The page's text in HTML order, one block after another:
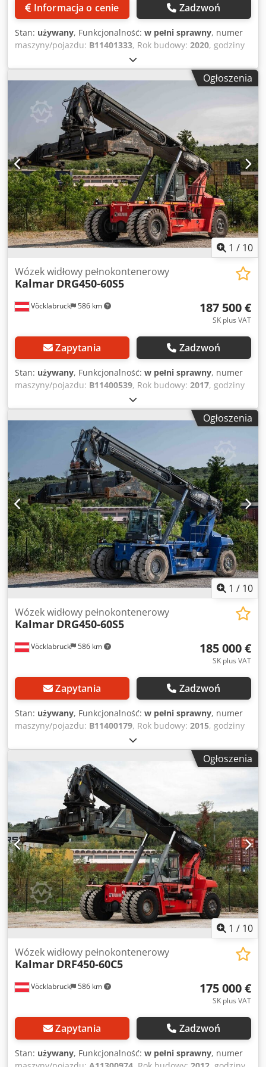
Informacja o cenie Zadzwoń
Stan: używany, Funkcjonalność: w pełni sprawny, numer
maszyny/pojazdu: B11401333, Rok budowy: 2020, godziny
45 000 kg
podnoszenia:15 100 mm, rodzaj paliwa:diesel, moc:265
kW (360,30 KM), masa własna:71 100 kg, typ napędu:
, Reachstacker do pełnych kontenerów Numer
podwozia: B11401333 Skrzynia biegów: ZF 5WG 261 Stan:
Gotowy do pracy i w pełni sprawny Stan techniczny: bardzo
dobry Ogumienie przednie typ: pneumatyczne Ogumienie
tylne typ: pneumatyczne Opis: Credpfx Aozkc Aaokcof
Ogłoszenia
1 / 10
Vöcklabruck 586 km
Wózek widłowy pełnokontenerowy
Kalmar DRG450-60S5
187 500 €
SK plus VAT
Zapytania Zadzwoń
Stan: używany, Funkcjonalność: w pełni sprawny, numer
maszyny/pojazdu: B11400539, Rok budowy: 2017, godziny
45 000 kg
podnoszenia:15 000 mm, rodzaj paliwa:diesel, moc:265
kW (360,30 KM), masa własna:68 080 kg, typ napędu:
, Reachstacker do pełnych kontenerów Crodpfjzkcz
Nox Akcof Numer podwozia: B11400539 Skrzynia biegów:
ZF 5WG 261 Stan: Gotowy do pracy i w pełni sprawny Stan
techniczny: dobry Typ opon przednich: pneumatyczne Typ
opon tylnych: pneumatyczne Opis:
Ogłoszenia
1 / 10
Vöcklabruck 586 km
Wózek widłowy pełnokontenerowy
Kalmar DRG450-60S5
185 000 €
SK plus VAT
Zapytania Zadzwoń
Stan: używany, Funkcjonalność: w pełni sprawny, numer
maszyny/pojazdu: B11400179, Rok budowy: 2015, godziny
45 000 kg
podnoszenia:15 000 mm, rodzaj paliwa:diesel, moc:265
, masa własna:
, typ napędu:
, Vollcontainer Reachstacker Numer podwozia:
B11400179 Skrzynia biegów: ZF 5WG 261 Stan: Gotowy do
pracy i w pełni sprawny Stan techniczny: dobry Crjdpfozkcz
Asx Akcof Rodzaj opon przednich: pneumatyczne Rodzaj
opon tylnych: pneumatyczne Opis:
Ogłoszenia
1 / 10
Vöcklabruck 586 km
Wózek widłowy pełnokontenerowy
Kalmar DRF450-60C5
175 000 €
SK plus VAT
Zapytania Zadzwoń
Stan: używany, Funkcjonalność: w pełni sprawny, numer